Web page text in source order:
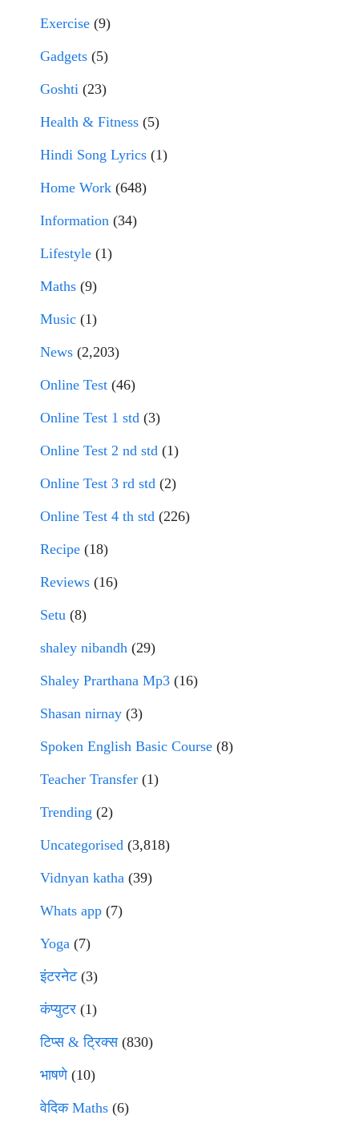
Exercise (9)
Gadgets (5)
Goshti (23)
Health & Fitness (5)
Hindi Song Lyrics (1)
Home Work (648)
Information (34)
Lifestyle (1)
Maths (9)
Music (1)
News (2,203)
Online Test (46)
Online Test 1 std (3)
Online Test 2 nd std (1)
Online Test 3 rd std (2)
Online Test 4 th std (226)
Recipe (18)
Reviews (16)
Setu (8)
shaley nibandh (29)
Shaley Prarthana Mp3 (16)
Shasan nirnay (3)
Spoken English Basic Course (8)
Teacher Transfer (1)
Trending (2)
Uncategorised (3,818)
Vidnyan katha (39)
Whats app (7)
Yoga (7)
इंटरनेट(3)
कंप्युटर (1)
टिप्स & ट्रिक्स(830)
भाषणे(10)
वेदिक Maths (6)